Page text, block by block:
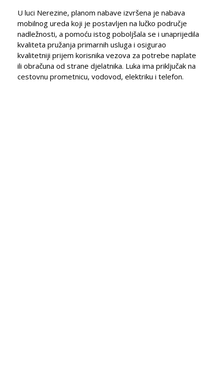
U luci Nerezine, planom nabave izvršena je nabava
mobilnog ureda koji je postavljen na lučko područje
nadležnosti, a pomoću istog poboljšala se i unaprijedila
kvaliteta pružanja primarnih usluga i osigurao
kvalitetniji prijem korisnika vezova za potrebe naplate
ili obračuna od strane djelatnika. Luka ima priključak na
cestovnu prometnicu, vodovod, elektriku i telefon.